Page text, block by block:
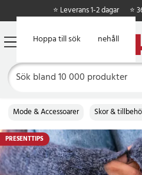
Hoppa till huvudinnehåll
Hoppa till sök
⭐ Leverans 1-2 dagar ⭐
Mode & Accessoarer Skor &
PRESENTTIPS